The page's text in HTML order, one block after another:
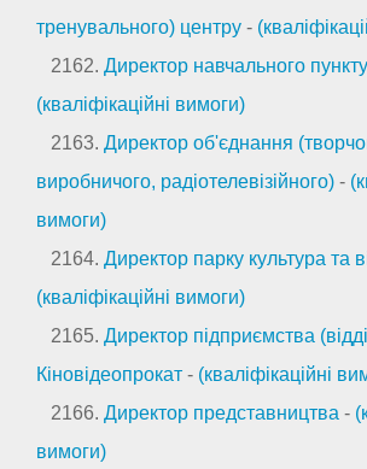
тренувального) центру -
2162. Директор навчального пункту
(кваліфікаційні вимоги)
2163. Директор об'єднання
виробничого, радіотелевізійного) -
вимоги)
2164. Директор парку культура та
(кваліфікаційні вимоги)
2165. Директор підприємства
Кіновідеопрокат - (кваліфікаційні
2166. Директор представництва -
вимоги)